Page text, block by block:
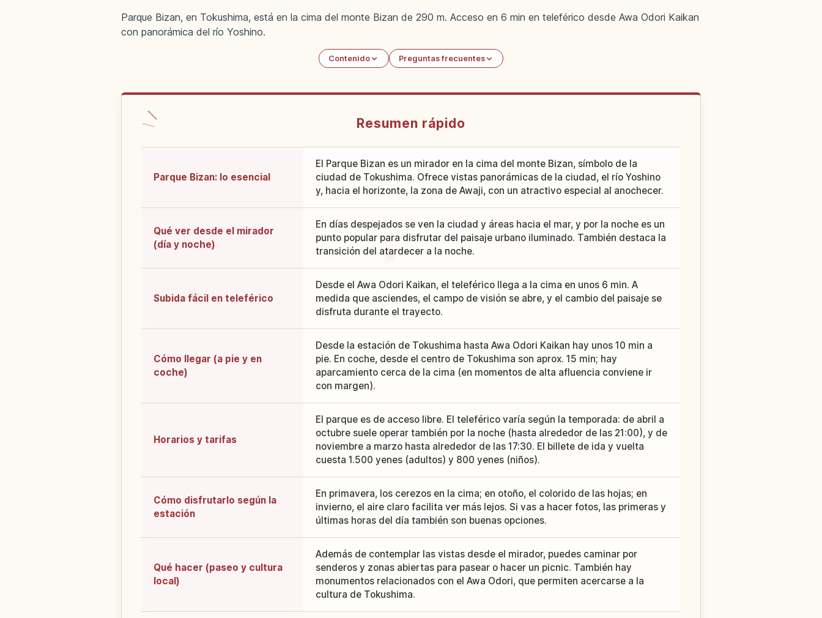
Parque Bizan, en Tokushima, está en la cima del monte Bizan de 290 m. Acceso en 6 min en teleférico desde Awa Odori Kaikan
con panorámica del río Yoshino.
Contenido Preguntas frecuentes
Resumen rápido
Parque Bizan: lo esencial
El Parque Bizan es un mirador en la cima del monte Bizan, símbolo de la
ciudad de Tokushima. Ofrece vistas panorámicas de la ciudad, el río Yoshino
y, hacia el horizonte, la zona de Awaji, con un atractivo especial al anochecer.
Qué ver desde el mirador
(día y noche)
En días despejados se ven la ciudad y áreas hacia el mar, y por la noche es un
punto popular para disfrutar del paisaje urbano iluminado. También destaca la
transición del atardecer a la noche.
Subida fácil en teleférico
Desde el Awa Odori Kaikan, el teleférico llega a la cima en unos 6 min. A
medida que asciendes, el campo de visión se abre, y el cambio del paisaje se
disfruta durante el trayecto.
Cómo llegar (a pie y en
coche)
Desde la estación de Tokushima hasta Awa Odori Kaikan hay unos 10 min a
pie. En coche, desde el centro de Tokushima son aprox. 15 min; hay
aparcamiento cerca de la cima (en momentos de alta afluencia conviene ir
con margen).
Horarios y tarifas
El parque es de acceso libre. El teleférico varía según la temporada: de abril a
octubre suele operar también por la noche (hasta alrededor de las 21:00), y de
noviembre a marzo hasta alrededor de las 17:30. El billete de ida y vuelta
cuesta 1.500 yenes (adultos) y 800 yenes (niños).
Cómo disfrutarlo según la
estación
En primavera, los cerezos en la cima; en otoño, el colorido de las hojas; en
invierno, el aire claro facilita ver más lejos. Si vas a hacer fotos, las primeras y
últimas horas del día también son buenas opciones.
Qué hacer (paseo y cultura
local)
Además de contemplar las vistas desde el mirador, puedes caminar por
senderos y zonas abiertas para pasear o hacer un picnic. También hay
monumentos relacionados con el Awa Odori, que permiten acercarse a la
cultura de Tokushima.